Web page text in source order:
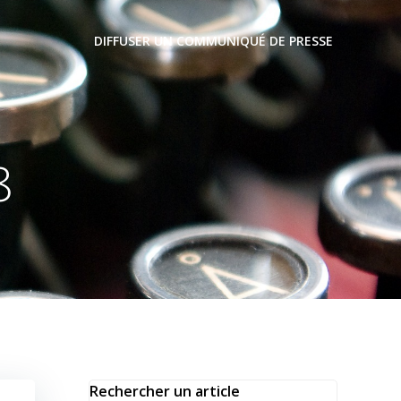
DIFFUSER UN COMMUNIQUÉ DE PRESSE
Rechercher un article